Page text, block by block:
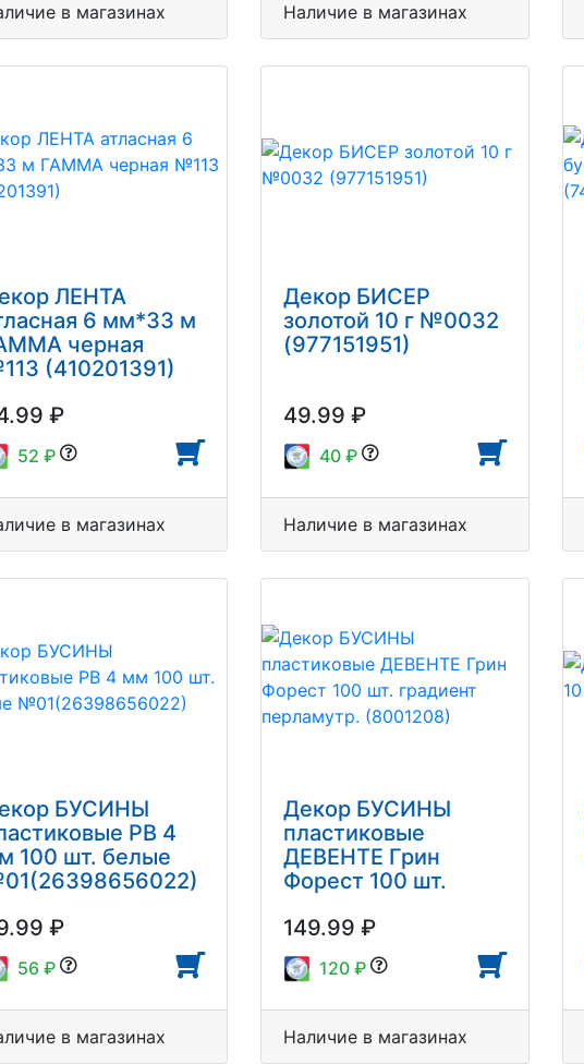
в магазинах Наличие в магазинах
ЛЕНТА
6 мм*33 м
черная
(410201391)
₽
52 ₽
в магазинах
Декор БИСЕР
золотой 10 г №0032
(977151951)
49.99 ₽
40 ₽
Наличие в магазинах
БУСИНЫ
PB 4
100 шт. белые
₽
56 ₽
в магазинах
Декор БУСИНЫ
пластиковые
ДЕВЕНТЕ Грин
Форест 100 шт.
перламутр.
(8001208)
149.99 ₽
120 ₽
Наличие в магазинах